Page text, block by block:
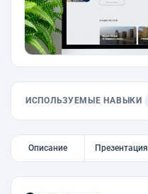
ИСПОЛЬЗУЕМЫЕ НАВЫКИ
Описание Презентация